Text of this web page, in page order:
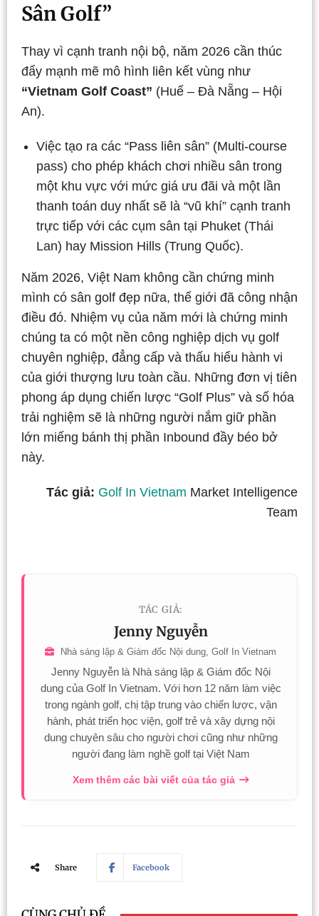
Sân Golf”
Thay vì cạnh tranh nội bộ, năm 2026 cần thúc
đẩy mạnh mẽ mô hình liên kết vùng như
“Vietnam Golf Coast” (Huế – Đà Nẵng – Hội
An).
Việc tạo ra các “Pass liên sân” (Multi-course
pass) cho phép khách chơi nhiều sân trong
một khu vực với mức giá ưu đãi và một lần
thanh toán duy nhất sẽ là “vũ khí” cạnh tranh
trực tiếp với các cụm sân tại Phuket (Thái
Lan) hay Mission Hills (Trung Quốc).
Năm 2026, Việt Nam không cần chứng minh
mình có sân golf đẹp nữa, thế giới đã công nhận
điều đó. Nhiệm vụ của năm mới là chứng minh
chúng ta có một nền công nghiệp dịch vụ golf
chuyên nghiệp, đẳng cấp và thấu hiểu hành vi
của giới thượng lưu toàn cầu. Những đơn vị tiên
phong áp dụng chiến lược “Golf Plus” và số hóa
trải nghiệm sẽ là những người nắm giữ phần
lớn miếng bánh thị phần Inbound đầy béo bở
này.
Tác giả: Golf In Vietnam Market Intelligence
Team
TÁC GIẢ:
Jenny Nguyễn
Nhà sáng lập & Giám đốc Nội dung, Golf In Vietnam
Jenny Nguyễn là Nhà sáng lập & Giám đốc Nội
dung của Golf In Vietnam. Với hơn 12 năm làm việc
trong ngành golf, chị tập trung vào chiến lược, vận
hành, phát triển học viện, golf trẻ và xây dựng nội
dung chuyên sâu cho người chơi cũng như những
người đang làm nghề golf tại Việt Nam
Xem thêm các bài viết của tác giả
Share Facebook